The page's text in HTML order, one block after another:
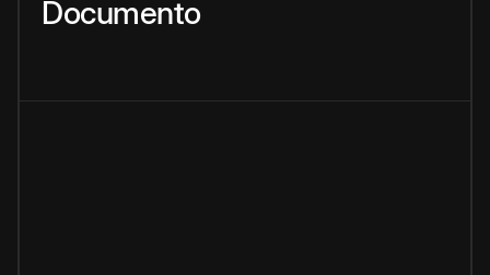
Documento